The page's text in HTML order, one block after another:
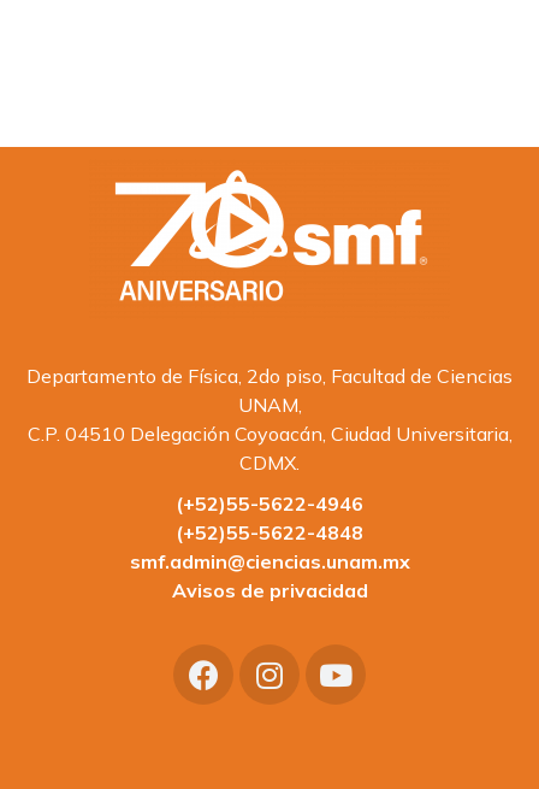
Departamento de Física, 2do piso, Facultad de Ciencias
UNAM,
C.P. 04510 Delegación Coyoacán, Ciudad Universitaria,
CDMX.
(+52)55-5622-4946
(+52)55-5622-4848
smf.admin@ciencias.unam.mx
Avisos de privacidad